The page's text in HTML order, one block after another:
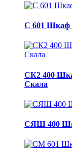
С 601 Шкаф
СК2 400
Скала
СЯШ 400